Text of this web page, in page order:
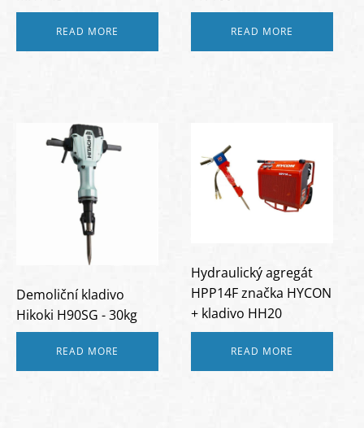
READ MORE READ MORE
Demoliční kladivo
Hikoki H90SG - 30kg
READ MORE
Hydraulický agregát
HPP14F značka HYCON
+ kladivo HH20
READ MORE